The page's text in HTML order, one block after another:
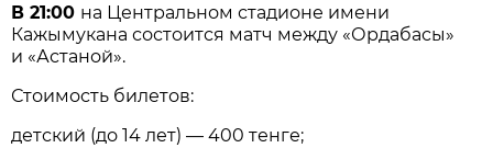
В 21:00 на Центральном стадионе имени
Кажымукана состоится матч между «Ордабасы»
и «Астаной».
Стоимость билетов:
детский (до 14 лет) — 400 тенге;